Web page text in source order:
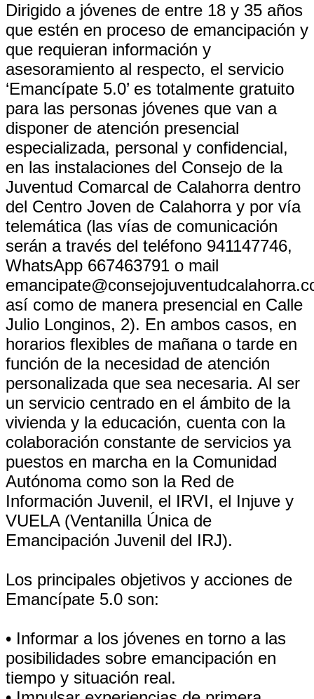
Dirigido a jóvenes de entre 18 y 35 años
que estén en proceso de emancipación y
que requieran información y
asesoramiento al respecto, el servicio
‘Emancípate 5.0’ es totalmente gratuito
para las personas jóvenes que van a
disponer de atención presencial
especializada, personal y confidencial,
en las instalaciones del Consejo de la
Juventud Comarcal de Calahorra dentro
del Centro Joven de Calahorra y por vía
telemática (las vías de comunicación
serán a través del teléfono 941147746,
WhatsApp 667463791 o mail
así como de manera presencial en Calle
Julio Longinos, 2). En ambos casos, en
horarios flexibles de mañana o tarde en
función de la necesidad de atención
personalizada que sea necesaria. Al ser
un servicio centrado en el ámbito de la
vivienda y la educación, cuenta con la
colaboración constante de servicios ya
puestos en marcha en la Comunidad
Autónoma como son la Red de
Información Juvenil, el IRVI, el Injuve y
VUELA (Ventanilla Única de
Emancipación Juvenil del IRJ).
Los principales objetivos y acciones de
Emancípate 5.0 son:
• Informar a los jóvenes en torno a las
posibilidades sobre emancipación en
tiempo y situación real.